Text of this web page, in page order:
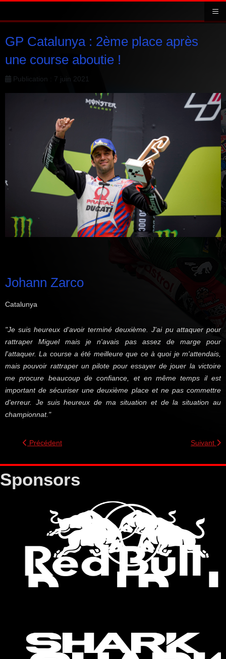
GP Catalunya : 2ème place après
une course aboutie !
Publication : 7 juin 2021
Johann Zarco
Catalunya
"Je suis heureux d'avoir terminé deuxième. J'ai pu attaquer pour
rattraper Miguel mais je n'avais pas assez de marge pour
l'attaquer. La course a été meilleure que ce à quoi je m'attendais,
mais pouvoir rattraper un pilote pour essayer de jouer la victoire
me procure beaucoup de confiance, et en même temps il est
important de sécuriser une deuxième place et ne pas commettre
d'erreur. Je suis heureux de ma situation et de la situation au
championnat."
Précédent Suivant
Sponsors
≡